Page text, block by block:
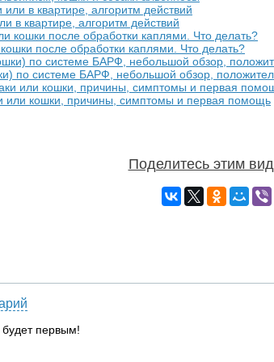
в квартире, алгоритм действий
после обработки каплями. Что делать?
по системе БАРФ, небольшой обзор,
или кошки, причины, симптомы и первая помощь
Поделитесь этим
первым!